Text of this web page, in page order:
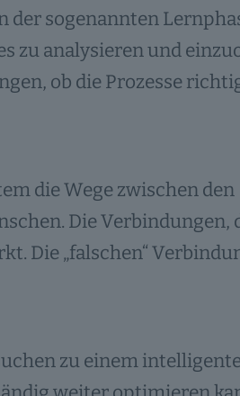
der sogenannten
zu analysieren und
ob die Prozesse
die Wege zwischen den
Die Verbindungen,
Die „falschen“
zu einem